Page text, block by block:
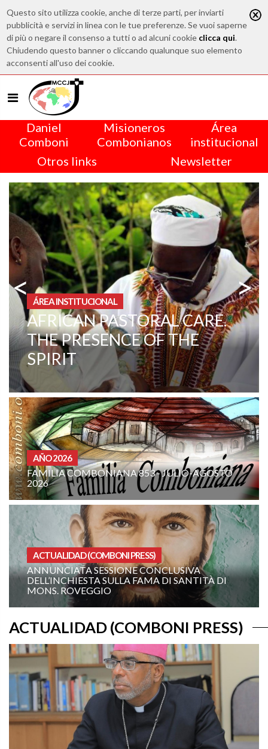
Questo sito utilizza cookie, anche di terze parti, per inviarti
pubblicità e servizi in linea con le tue preferenze. Se vuoi saperne
di più o negare il consenso a tutti o ad alcuni cookie clicca qui.
Chiudendo questo banner o cliccando qualunque suo elemento
acconsenti all'uso dei cookie.
Daniel
Comboni
Misioneros
Combonianos
Área
institucional
Otros links
Newsletter
< ÁREA INSTITUCIONAL
MISIÓN EN ARAUCA,
COLOMBIA – “HAGAMOS
DE LA ESMERALDA TIERRA
DE LA VIRGEN“
>
AGOSTO
CURIA - (NOTIZIE-NEWS)
ORACIÓN MISIONERA DE LA FAMILIA
COMBONIANA: AGOSTO DE 2026
SANTITÀ DI
HOMILIAS AÑO A
XIX DOMINGO DEL TIEMPO
(CICLO A): «¡MÁNDAME IR HACIA
ACTUALIDAD (COMBONI PRESS)